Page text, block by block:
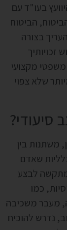
בעו"ד עם
הביטוח
בצורה
משפטי מקצועי
שלא צפוי
סיעודי?
משתנות בין
שאדם
לבצע
כמו
מעבר משכיבה
נדרש להוכיח